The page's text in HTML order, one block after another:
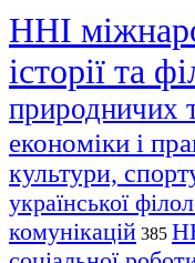
ННІ
історії та
природничих
економіки і
культури,
української
комунікацій 385